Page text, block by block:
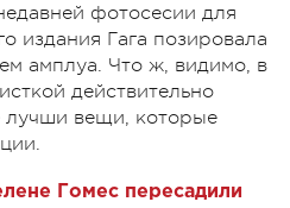
фотосесии для
издания Гага позировала
амплуа. Что ж, видимо, в
действительно
лучши вещи, которые
Гомес пересадили